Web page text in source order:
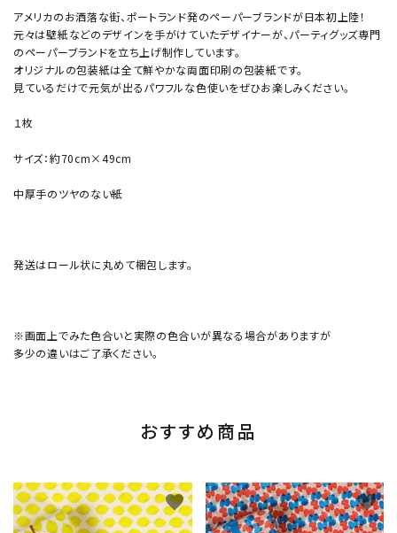
アメリカのお洒落な街、ポートランド発のペーパーブランドが日本初上陸！
元々は壁紙などのデザインを手がけていたデザイナーが、パーティグッズ専門
のペーパーブランドを立ち上げ制作しています。
オリジナルの包装紙は全て鮮やかな両面印刷の包装紙です。
見ているだけで元気が出るパワフルな色使いをぜひお楽しみください。
１枚
サイズ：約70cm×49cm
中厚手のツヤのない紙
発送はロール状に丸めて梱包します。
※画面上でみた色合いと実際の色合いが異なる場合がありますが
多少の違いはご了承ください。
おすすめ商品
favorite favorite